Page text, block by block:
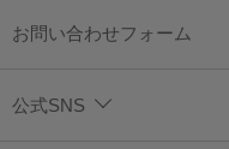
お問い合わせフォーム
公式SNS